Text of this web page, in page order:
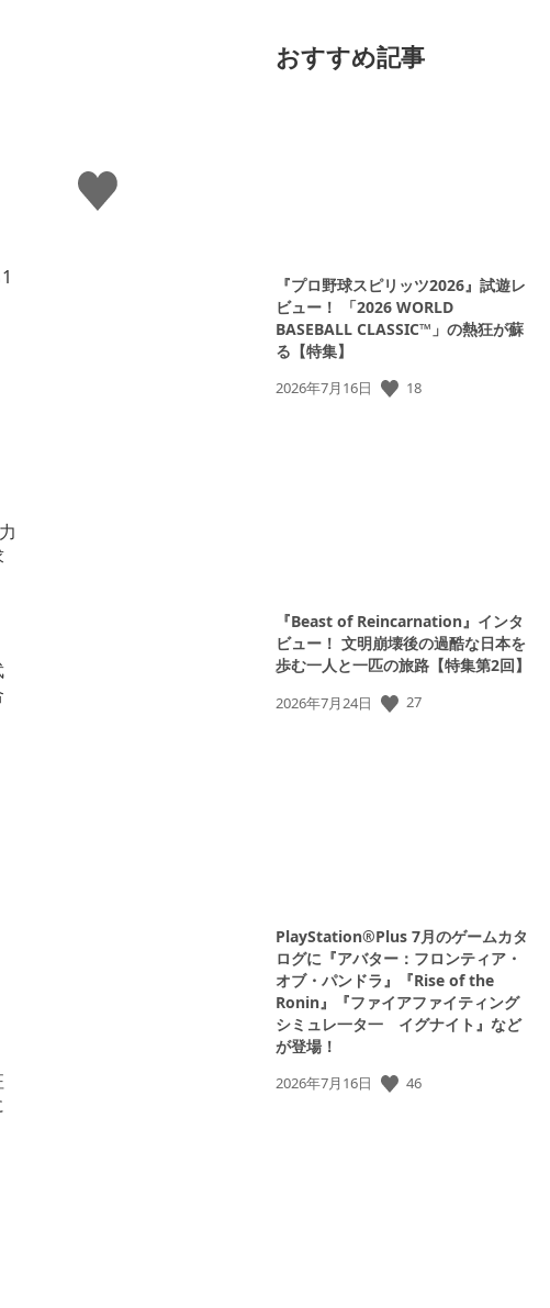
い
い
おすすめ記事
『プロ野球スピリッツ2026』試遊レ
ビュー！ 「2026 WORLD
BASEBALL CLASSIC™」の熱狂が蘇
る【特集】
公
2026年7月16日 18
『Beast of Reincarnation』インタ
ビュー！ 文明崩壊後の過酷な日本を
歩む一人と一匹の旅路【特集第2回】
公
2026年7月24日 27
PlayStation®Plus 7月のゲームカタ
ログに『アバター：フロンティア・
オブ・パンドラ』『Rise of the
Ronin』『ファイアファイティング
シミュレ一タ一 イグナイト』など
が登場！
公
2026年7月16日 46